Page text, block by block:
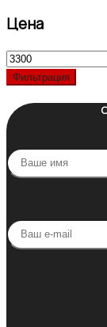
Цена
Минимальная
цена
Фильтрация